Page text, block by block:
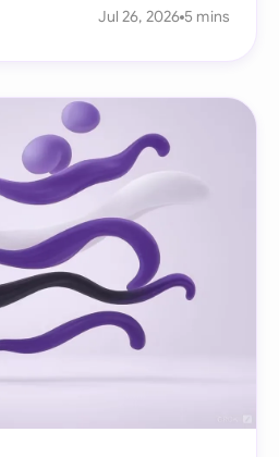
Jul 26, 2026 5 mins